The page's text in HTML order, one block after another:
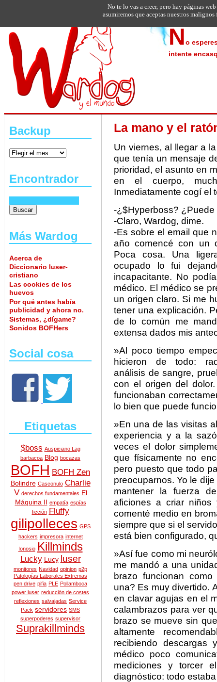
No
intente
Backup
Encontrador
Más Wardog
Acerca de
Diccionario luser-
cristiano
Las cookies de los
huevos
Por qué antes había
publicidad y ahora no.
Sistemas, ¿dígame?
Sonidos BOFHers
Social cosa
Etiquetas
$boss Auspiciano Lag
barbacoa Blog bocazas
BOFH BOFH Zen
Bolindre Casconulo Charlie
V derechos fundamentales El
Máquina II empatía espías
ficción
Fluffy
gilipolleces GPS
hackers impresora internet
Ionosio Killminds
Lucky Lucy luser
monitores Navidad opinion p2p
Patologías Laborales Extremas
pen drive pifia PLE Pollamboca
power luser reducción de costes
reflexiones salvajadas Service
Pack servidores SMS
superpoderes supervisor
Suprakillminds
La mano y el
Un viernes, al llegar a
que tenía un mensaje
prioridad, el asunto en
en el cuerpo,
Inmediatamente cogí el
-¿$Hyperboss?
-Claro, Wardog, dime.
-Es sobre el email que
año comencé con un
Poca cosa. Una
ocupado lo fui
incapacitante. No
médico. El médico se
un origen claro. Si me
tener una explicación.
de lo común me
extensa dados mis
»Al poco tiempo
hicieron de todo:
análisis de sangre,
con el origen del
funcionaban
lo bien que puede
»En una de las visitas
experiencia y a la
veces el dolor
que físicamente no
pero puesto que todo
preocuparnos. Yo le
mantener la fuerza
aficiones a criar
comenté medio en
siempre que si el
está bien configurado,
»Así fue como mi
me mandó a una
brazo funcionan
una? Es muy divertido.
en clavar agujas en el
calambrazos para ver
brazo se mueve sin
altamente
recibiendo descargas
médico poco
mediciones y torcer
diagnóstico: todo
No te lo vas a creer, pero hay páginas
asumiremos que aceptas nuestros